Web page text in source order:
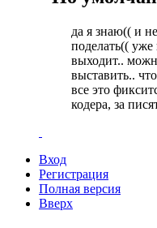
да я знаю(( и
поделать(( уже
выходит..
выставить..
все это
кодера, за
Вход
Регистрация
Полная версия
Вверх